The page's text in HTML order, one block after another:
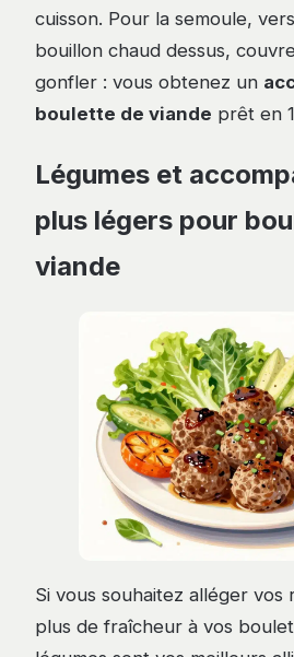
cuisson. Pour la semoule,
bouillon chaud dessus,
gonfler : vous obtenez un
boulette de viande prêt en
Légumes et
plus légers pour
viande
Si vous souhaitez alléger
plus de fraîcheur à vos